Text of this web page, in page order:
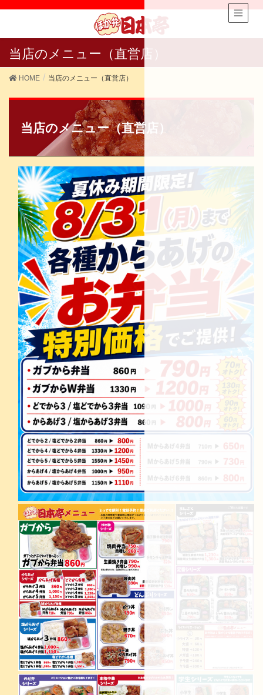
当店のメニュー（直営店）
HOME 当店のメニュー（直営店）
当店のメニュー（直営店）